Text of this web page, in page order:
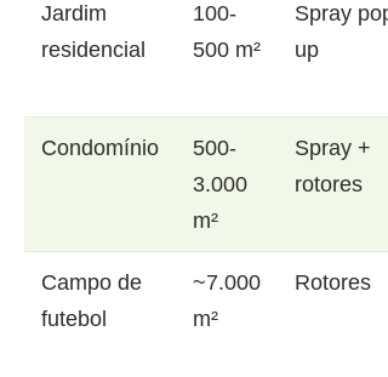
Jardim
residencial
100-
500 m²
Spray pop-
up
Condomínio
500-
3.000
m²
Spray +
rotores
Campo de
futebol
~7.000
m²
Rotores